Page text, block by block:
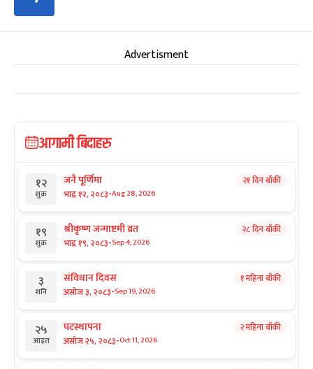
Advertisment
आगामी बिदाहरु
१२
शुक्र
जनै पूर्णिमा
भाद्र १२, २०८३-Aug 28, 2026
२१ दिन बाँकी
१९
शुक्र
श्रीकृष्ण जन्माष्टमी व्रत
भाद्र १९, २०८३-Sep 4, 2026
२८ दिन बाँकी
३
शनि
संविधान दिवस
असोज ३, २०८३-Sep 19, 2026
१ महिना बाँकी
२५
आइत
घटस्थापना
असोज २५, २०८३-Oct 11, 2026
२ महिना बाँकी